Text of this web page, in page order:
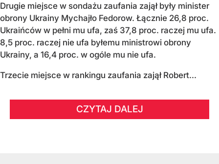
Drugie miejsce w sondażu zaufania zajął były minister
obrony Ukrainy Mychajło Fedorow. Łącznie 26,8 proc.
Ukraińców w pełni mu ufa, zaś 37,8 proc. raczej mu ufa.
8,5 proc. raczej nie ufa byłemu ministrowi obrony
Ukrainy, a 16,4 proc. w ogóle mu nie ufa.
Trzecie miejsce w rankingu zaufania zajął Robert...
CZYTAJ DALEJ